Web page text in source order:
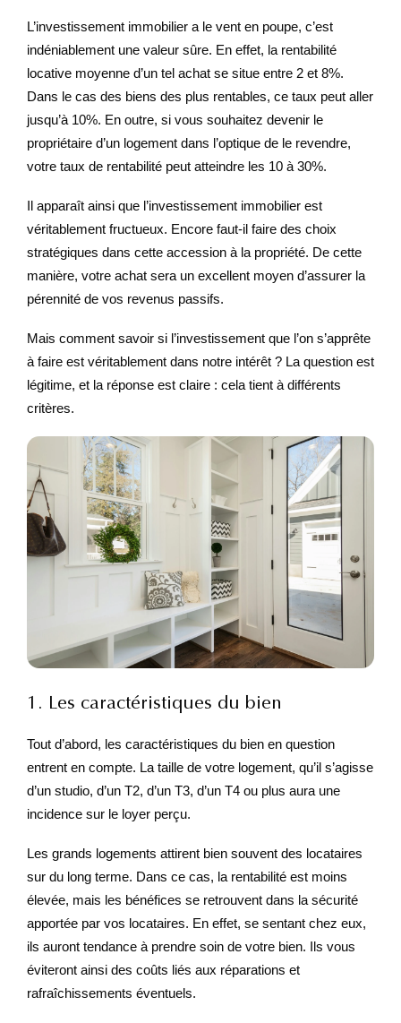
L’investissement immobilier a le vent en poupe, c’est
indéniablement une valeur sûre. En effet, la rentabilité
locative moyenne d’un tel achat se situe entre 2 et 8%.
Dans le cas des biens des plus rentables, ce taux peut aller
jusqu’à 10%. En outre, si vous souhaitez devenir le
propriétaire d’un logement dans l’optique de le revendre,
votre taux de rentabilité peut atteindre les 10 à 30%.
Il apparaît ainsi que l’investissement immobilier est
véritablement fructueux. Encore faut-il faire des choix
stratégiques dans cette accession à la propriété. De cette
manière, votre achat sera un excellent moyen d’assurer la
pérennité de vos revenus passifs.
Mais comment savoir si l’investissement que l’on s’apprête
à faire est véritablement dans notre intérêt ? La question est
légitime, et la réponse est claire : cela tient à différents
critères.
1. Les caractéristiques du bien
Tout d’abord, les caractéristiques du bien en question
entrent en compte. La taille de votre logement, qu’il s’agisse
d’un studio, d’un T2, d’un T3, d’un T4 ou plus aura une
incidence sur le loyer perçu.
Les grands logements attirent bien souvent des locataires
sur du long terme. Dans ce cas, la rentabilité est moins
élevée, mais les bénéfices se retrouvent dans la sécurité
apportée par vos locataires. En effet, se sentant chez eux,
ils auront tendance à prendre soin de votre bien. Ils vous
éviteront ainsi des coûts liés aux réparations et
rafraîchissements éventuels.